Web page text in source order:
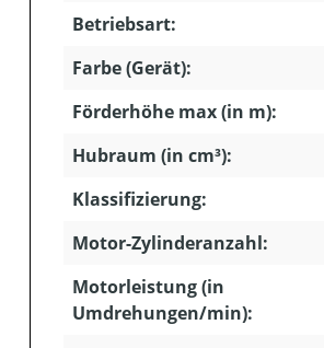
Betriebsart:
Farbe (Gerät):
Förderhöhe max (in m):
Hubraum (in cm³):
Klassifizierung:
Motor-Zylinderanzahl:
Motorleistung (in
Umdrehungen/min):